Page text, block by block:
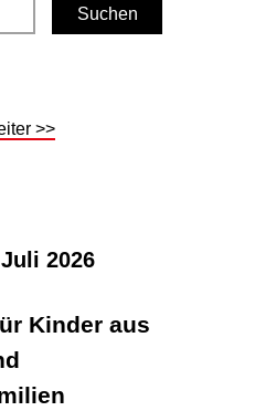
>>
2026
Kinder aus